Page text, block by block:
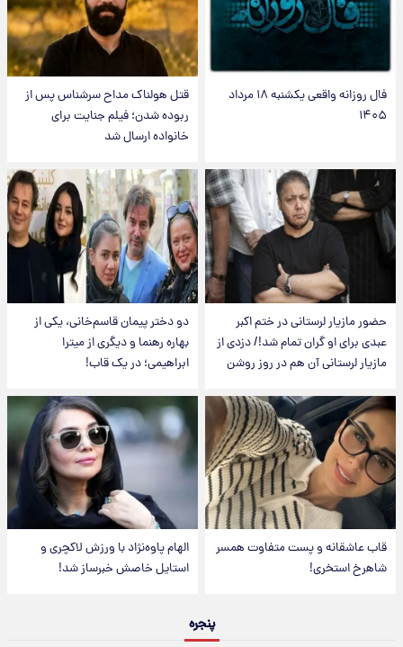
فال روزانه واقعی یکشنبه ۱۸ مرداد
۱۴۰۵
قتل هولناک مداح سرشناس پس از
ربوده شدن؛ فیلم جنایت برای
خانواده ارسال شد
حضور مازیار لرستانی در ختم اکبر
عبدی برای او گران تمام شد!/ دزدی از
مازیار لرستانی آن هم در روز روشن
دو دختر پیمان قاسم‌خانی، یکی از
بهاره رهنما و دیگری از میترا
ابراهیمی؛ در یک قاب!
قاب عاشقانه و پست متفاوت همسر
شاهرخ استخری!
الهام پاوه‌نژاد با ورزش لاکچری و
استایل خاصش خبرساز شد!
پنجره